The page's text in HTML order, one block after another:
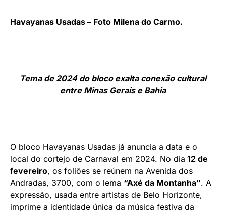
Havayanas Usadas – Foto Milena do Carmo.
Tema de 2024 do bloco exalta conexão cultural
entre Minas Gerais e Bahia
O bloco Havayanas Usadas já anuncia a data e o
local do cortejo de Carnaval em 2024. No dia 12 de
fevereiro, os foliões se reúnem na Avenida dos
Andradas, 3700, com o lema “Axé da Montanha”. A
expressão, usada entre artistas de Belo Horizonte,
imprime a identidade única da música festiva da